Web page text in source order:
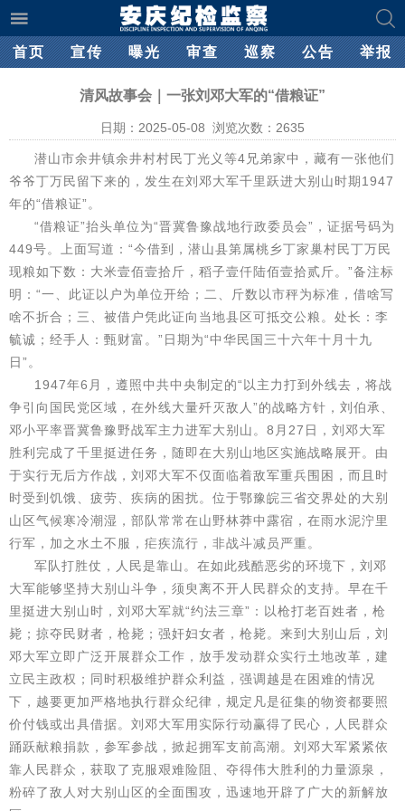
首页 宣传 曝光 审查 巡察 公告 举报
清风故事会｜一张刘邓大军的“借粮证”
日期：2025-05-08 浏览次数： 2635
潜山市余井镇余井村村民丁光义等4兄弟家中，藏有一张他们
爷爷丁万民留下来的，发生在刘邓大军千里跃进大别山时期1947
年的“借粮证”。
“借粮证”抬头单位为“晋冀鲁豫战地行政委员会”，证据号码为
449号。上面写道：“今借到，潜山县第属桃乡丁家巢村民丁万民
现粮如下数：大米壹佰壹拾斤，稻子壹仟陆佰壹拾贰斤。”备注标
明：“一、此证以户为单位开给；二、斤数以市秤为标准，借啥写
啥不折合；三、被借户凭此证向当地县区可抵交公粮。处长：李
毓诚；经手人：甄财富。”日期为“中华民国三十六年十月十九
日”。
1947年6月，遵照中共中央制定的“以主力打到外线去，将战
争引向国民党区域，在外线大量歼灭敌人”的战略方针，刘伯承、
邓小平率晋冀鲁豫野战军主力进军大别山。8月27日，刘邓大军
胜利完成了千里挺进任务，随即在大别山地区实施战略展开。由
于实行无后方作战，刘邓大军不仅面临着敌军重兵围困，而且时
时受到饥饿、疲劳、疾病的困扰。位于鄂豫皖三省交界处的大别
山区气候寒冷潮湿，部队常常在山野林莽中露宿，在雨水泥泞里
行军，加之水土不服，疟疾流行，非战斗减员严重。
军队打胜仗，人民是靠山。在如此残酷恶劣的环境下，刘邓
大军能够坚持大别山斗争，须臾离不开人民群众的支持。早在千
里挺进大别山时，刘邓大军就“约法三章”：以枪打老百姓者，枪
毙；掠夺民财者，枪毙；强奸妇女者，枪毙。来到大别山后，刘
邓大军立即广泛开展群众工作，放手发动群众实行土地改革，建
立民主政权；同时积极维护群众利益，强调越是在困难的情况
下，越要更加严格地执行群众纪律，规定凡是征集的物资都要照
价付钱或出具借据。刘邓大军用实际行动赢得了民心，人民群众
踊跃献粮捐款，参军参战，掀起拥军支前高潮。刘邓大军紧紧依
靠人民群众，获取了克服艰难险阻、夺得伟大胜利的力量源泉，
粉碎了敌人对大别山区的全面围攻，迅速地开辟了广大的新解放